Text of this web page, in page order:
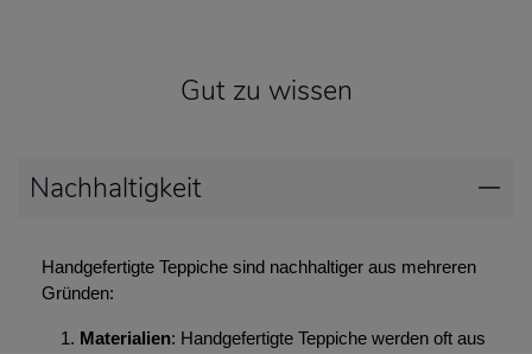
Gut zu wissen
Nachhaltigkeit
Handgefertigte Teppiche sind nachhaltiger aus mehreren
Gründen:
Materialien: Handgefertigte Teppiche werden oft aus